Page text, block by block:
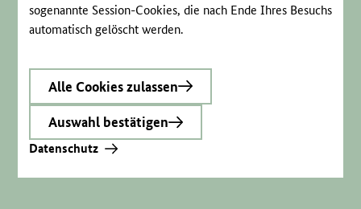
sogenannte Session-Cookies, die nach Ende Ihres Besuchs
automatisch gelöscht werden.
Alle Cookies zulassen
Auswahl bestätigen
Datenschutz